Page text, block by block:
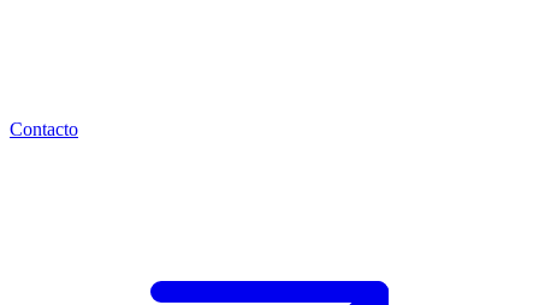
Contacto